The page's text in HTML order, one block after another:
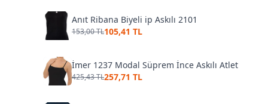
Anıt Ribana Biyeli ip Askılı 2101
153,00 TL105,41 TL
İmer 1237 Modal Süprem İnce Askılı Atlet
425,43 TL257,71 TL